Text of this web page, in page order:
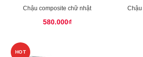
Chậu composite chữ nhật
580.000₫
Chậu
HOT